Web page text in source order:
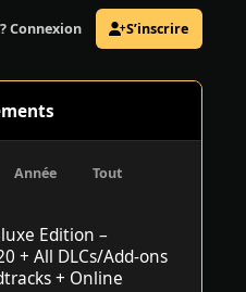
Connexion S’inscrire
Année Tout
Edition –
+ All DLCs/Add-ons
+ Online